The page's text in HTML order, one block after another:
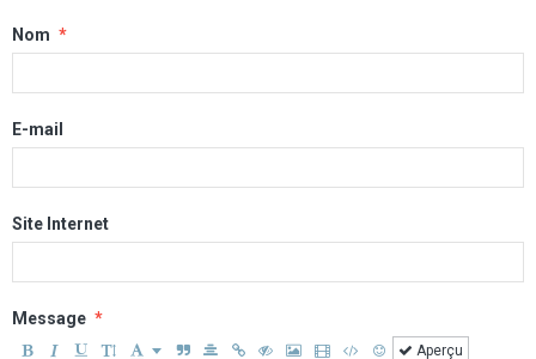
Nom
E-mail
Site Internet
Message
Aperçu